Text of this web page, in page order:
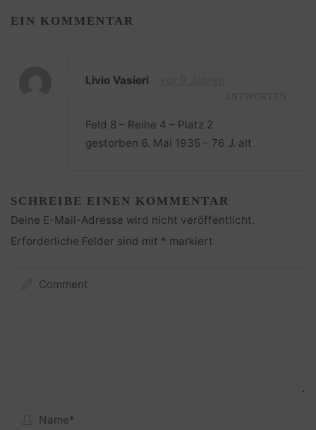
EIN KOMMENTAR
Livio Vasieri
Feld 8 – Reihe 4 – Platz 2
gestorben 6. Mai 1935 – 76 J. alt
SCHREIBE EINEN KOMMENTAR
Deine E-Mail-Adresse wird nicht veröffentlicht.
Erforderliche Felder sind mit * markiert